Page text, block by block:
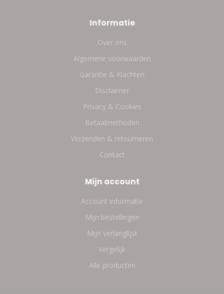
Informatie
Over ons
Algemene voorwaarden
Garantie & Klachten
Disclaimer
Privacy & Cookies
Betaalmethoden
Verzenden & retourneren
Contact
Mijn account
Account informatie
Mijn bestellingen
Mijn verlanglijst
Vergelijk
Alle producten